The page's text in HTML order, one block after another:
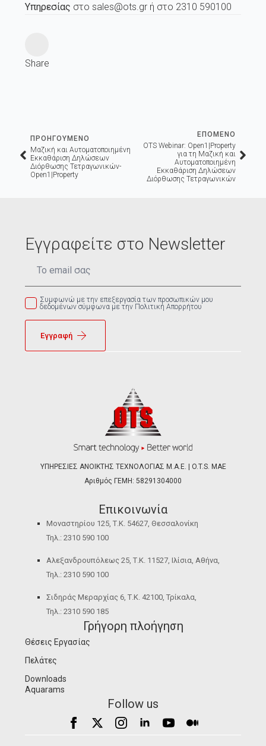
Share
Υπηρεσίας στο sales@ots.gr ή στο 2310 590100
ΠΡΟΗΓΟΥΜΕΝΟ
Μαζική και Αυτοματοποιημένη
Εκκαθάριση Δηλώσεων
Διόρθωσης Τετραγωνικών-
Open1|Property
ΕΠΟΜΕΝΟ
OTS Webinar: Open1|Property
για τη Μαζική και
Αυτοματοποιημένη
Εκκαθάριση Δηλώσεων
Διόρθωσης Τετραγωνικών
Εγγραφείτε στο Newsletter
Συμφωνώ με την επεξεργασία των προσωπικών μου
δεδομένων σύμφωνα με την Πολιτική Απορρήτου
Εγγραφή
ΥΠΗΡΕΣΙΕΣ ΑΝΟΙΚΤΗΣ ΤΕΧΝΟΛΟΓΙΑΣ Μ.Α.Ε. | O.T.S. ΜΑΕ
Αριθμός ΓΕΜΗ: 58291304000
Επικοινωνία
Μοναστηρίου 125, Τ.Κ. 54627, Θεσσαλονίκη
Τηλ.: 2310 590 100
Αλεξανδρουπόλεως 25, Τ.Κ. 11527, Ιλίσια, Αθήνα,
Τηλ.: 2310 590 100
Σιδηράς Μεραρχίας 6, Τ.Κ. 42100, Τρίκαλα,
Τηλ.: 2310 590 185
Γρήγορη πλοήγηση
Θέσεις Εργασίας
Πελάτες
Downloads
Aquarams
Follow us